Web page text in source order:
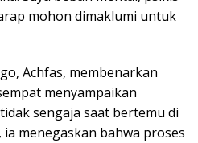
mohon dimaklumi untuk
Achfas, membenarkan
menyampaikan
sengaja saat bertemu di
menegaskan bahwa proses